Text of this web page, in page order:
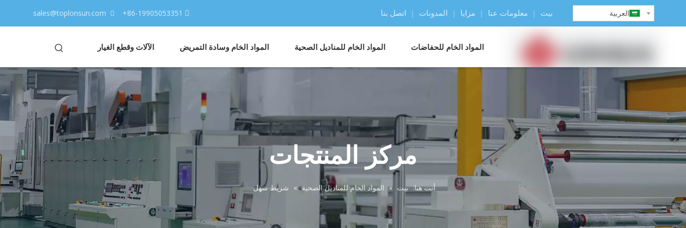

86-19905053351+

sales@toplonsun.com بيت | معلومات عنا | مزايا | المدونات | اتصل بنا العربية
المواد الخام للحفاضات المواد الخام للمناديل الصحية المواد الخام وسادة التمريض الآلات وقطع الغيار
مركز المنتجات
أنت هنا: بيت » المواد الخام للمناديل الصحية » شريط سهل